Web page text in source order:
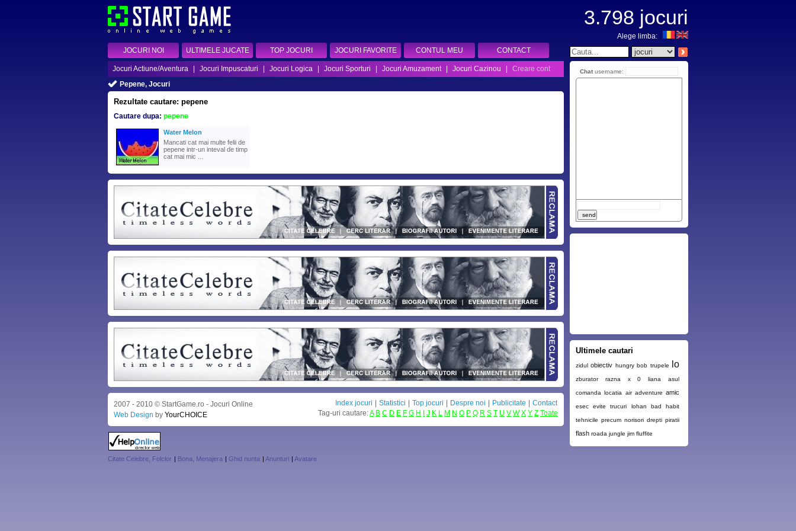
JOCURI NOI ULTIMELE JUCATE TOP JOCURI JOCURI FAVORITE CONTUL MEU CONTACT
Jocuri Actiune/Aventura Jocuri Impuscaturi Jocuri Logica Jocuri Sporturi Jocuri Amuzament Jocuri Cazinou
Creare cont
Pepene, Jocuri
Rezultate cautare: pepene
Cautare dupa: pepene
Water Melon
Mancati cat mai multe felii de
pepene intr-un inteval de timp
cat mai mic ...
2007 - 2010 © StartGame.ro - Jocuri Online
Web Design by YourCHOICE
Index jocuri Statistici Top jocuri Despre noi Publicitate
Contact
Tag-uri cautare:A B C D E F G H J K L M N O P Q R S T U V W X Y Z Toate
3.798 jocuri
Alege limba:
Chat username:
Ultimele cautari
zidul obiectiv hungry bob trupele lo
zburator razna x 0 liana asul
comanda locatia air adventure amic
esec evite trucuri lohan bad habit
tehnicile precum norisori drepti piratii
flash roada jungle jim fluffite
Citate Celebre, Folclor | Bona, Menajera | Ghid nunta | Anunturi | Avatare